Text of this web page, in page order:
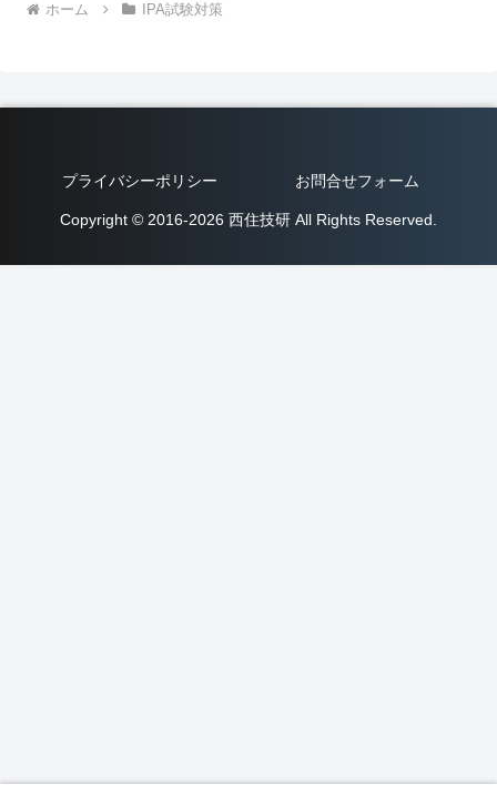
ホーム IPA試験対策
プライバシーポリシー お問合せフォーム
Copyright © 2016-2026 西住技研 All Rights Reserved.